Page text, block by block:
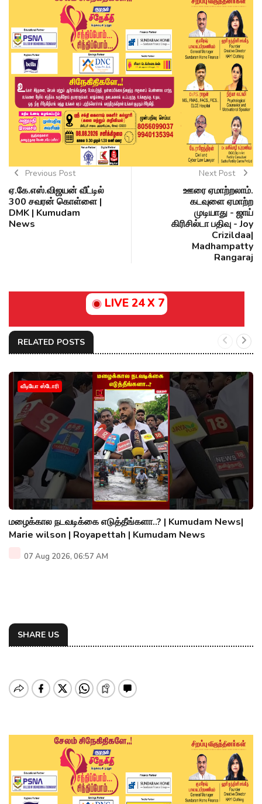
Previous Post
ஏ.கே.எஸ்.விஜயன் வீட்டில்
300 சவரன் கொள்ளை |
DMK | Kumudam
News
Next Post
ஊரை ஏமாற்றலாம்.
கடவுளை ஏமாற்ற
முடியாது - ஜாய்
கிரிசில்டா பதிவு - Joy
Crizildaa|
Madhampatty
Rangaraj
LIVE 24 X 7
RELATED POSTS
வீடியோ ஸ்டோரி
மழைக்கால நடவடிக்கை எடுத்தீங்களா..? | Kumudam News|
Marie wilson | Royapettah | Kumudam News
07 Aug 2026, 06:57 AM
SHARE US